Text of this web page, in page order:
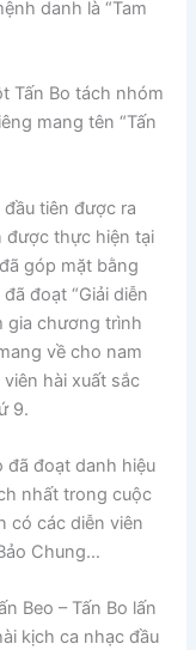
danh là “Tam
Tấn Bo tách nhóm
mang tên “Tấn
tiên được ra
được thực hiện tại
góp mặt bằng
đã đoạt “Giải diễn
gia chương trình
về cho nam
hài xuất sắc
9.
đã đoạt danh hiệu
nhất trong cuộc
có các diễn viên
Chung…
Beo – Tấn Bo lấn
kịch ca nhạc đầu